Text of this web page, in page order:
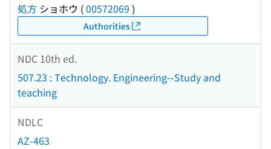
処方 ショホウ (00572069 )
Authorities
NDC 10th ed.
507.23 : Technology. Engineering--Study and
teaching
NDLC
AZ-463